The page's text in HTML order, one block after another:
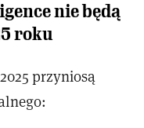
nie będą
roku
przyniosą